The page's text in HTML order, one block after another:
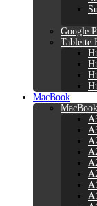
Google
Tablette
MacBook